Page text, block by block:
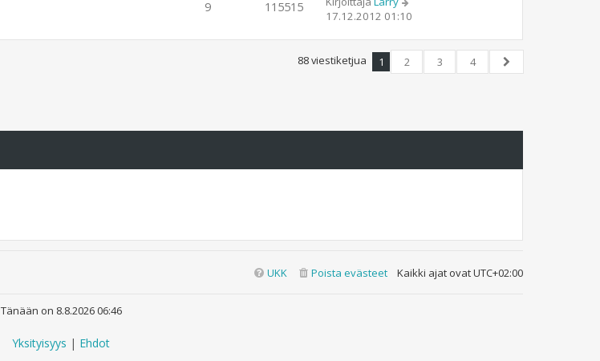
9 115515
17.12.2012 01:10
88 viestiketjua 1 2 3
4
Seuraava
Kaikki ajat ovatUTC+02:00
Poista evästeet
UKK
Tänään on 8.8.2026 06:46
Yksityisyys | Ehdot